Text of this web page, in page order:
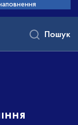
Пошук